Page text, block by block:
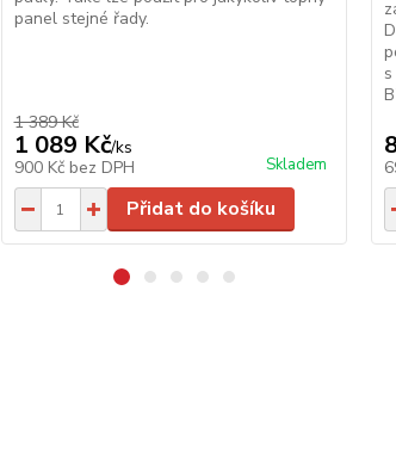
panel stejné řady.
1 389 Kč
1 089 Kč/ks
900 Kč bez DPH Skladem
Přidat do košíku